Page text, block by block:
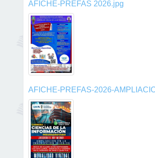
AFICHE-PREFAS 2026.jpg
AFICHE-PREFAS-2026-